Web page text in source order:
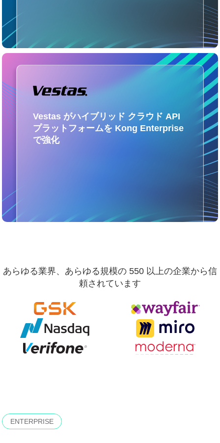
Vestas がハイブリッド クラウド API
プラットフォームを Kong Enterprise
で強化
あらゆる業界、あらゆる規模の 550 以上の企業から信
頼されています
ENTERPRISE